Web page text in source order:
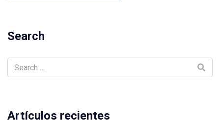
Search
Artículos recientes